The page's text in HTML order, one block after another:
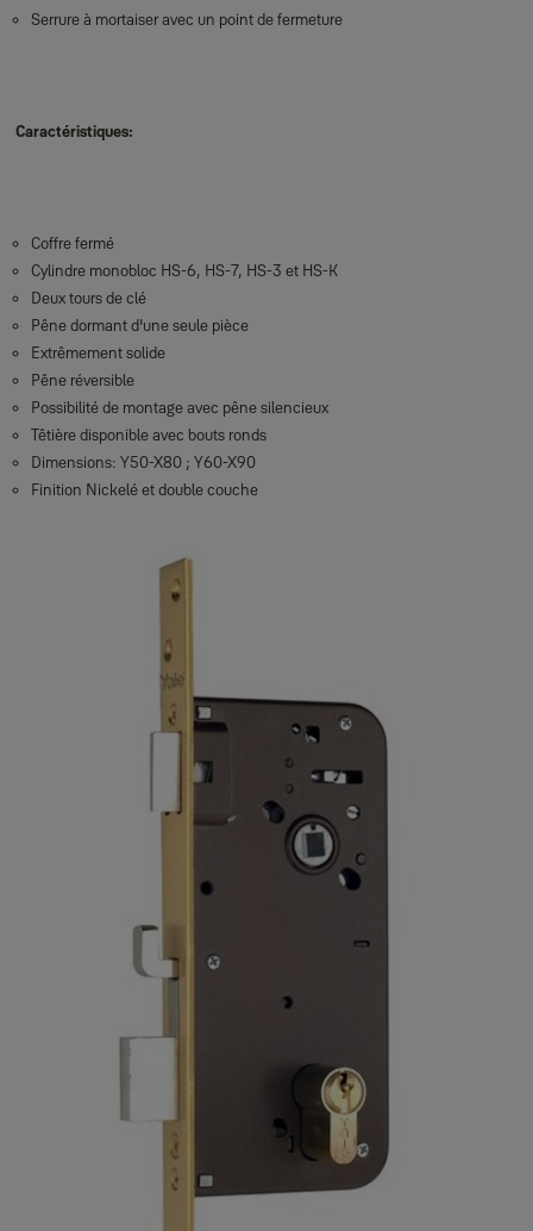
Serrure à mortaiser avec un point de fermeture
Caractéristiques:
Coffre fermé
Cylindre monobloc HS-6, HS-7, HS-3 et HS-K
Deux tours de clé
Pêne dormant d'une seule pièce
Extrêmement solide
Pêne réversible
Possibilité de montage avec pêne silencieux
Têtière disponible avec bouts ronds
Dimensions: Y50-X80 ; Y60-X90
Finition Nickelé et double couche